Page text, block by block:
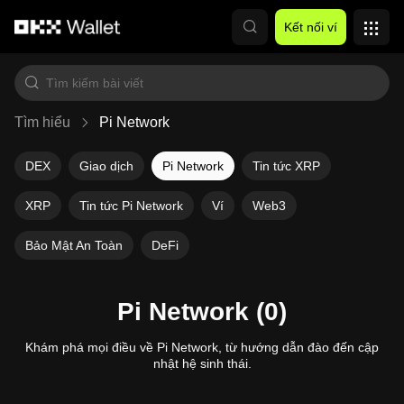
Kết nối ví
Tìm hiểu Pi Network
DEX Giao dịch Pi Network Tin tức XRP
XRP Tin tức Pi Network Ví Web3
Bảo Mật An Toàn DeFi
Pi Network (0)
Khám phá mọi điều về Pi Network, từ hướng dẫn đào đến cập
nhật hệ sinh thái.